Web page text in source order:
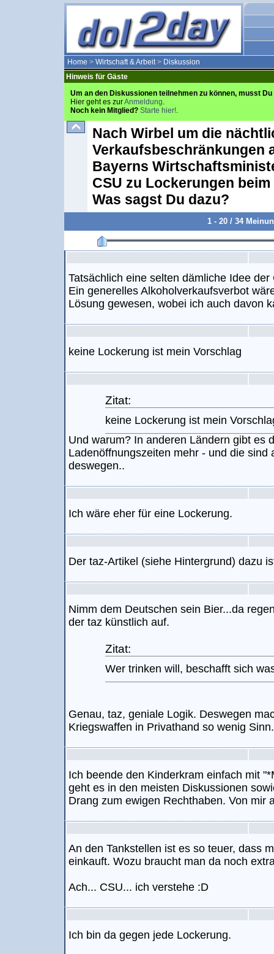
Home > Wirtschaft & Arbeit> Diskussion
Hinweis für Gäste
Um an den Diskussionen teilnehmen zu können, musst
Hier geht es zurAnmeldung.
Noch kein Mitglied? Starte hier!.
Nach Wirbel um die
Verkaufsbeschränkungen
Bayerns
CSU zu Lockerungen
Was sagst Du dazu?
1 - 20 / 34
Tatsächlich eine selten dämliche Idee der
Ein generelles Alkoholverkaufsverbot
Lösung gewesen, wobei ich auch davon
keine Lockerung ist mein Vorschlag
Zitat:
keine Lockerung ist mein
Und warum? In anderen Ländern gibt es
Ladenöffnungszeiten mehr - und die sind
deswegen..
Ich wäre eher für eine Lockerung.
Der taz-Artikel (siehe Hintergrund) dazu
Nimm dem Deutschen sein Bier...da
der taz künstlich auf.
Zitat:
Wer trinken will, beschafft sich
Genau, taz, geniale Logik. Deswegen
Kriegswaffen in Privathand so wenig Sinn.
Ich beende den Kinderkram einfach mit
geht es in den meisten Diskussionen
Drang zum ewigen Rechthaben. Von mir
An den Tankstellen ist es so teuer, dass
einkauft. Wozu braucht man da noch
Ach... CSU... ich verstehe :D
Ich bin da gegen jede Lockerung.